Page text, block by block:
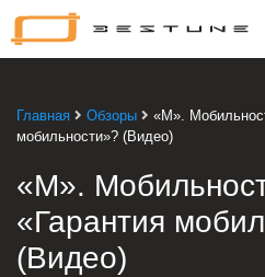
Главная Обзоры
«М».
мобильности»? (Видео)
«М».
«Гарантия
(Видео)